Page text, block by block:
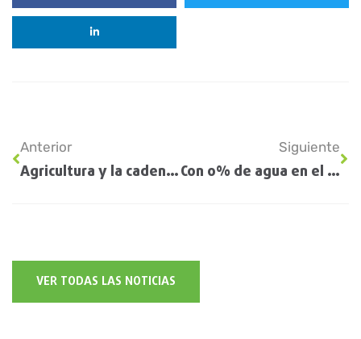
Anterior
Agricultura y la cadena de la soja trabajan en conjunto para promover la producción
Siguiente
Con 0% de agua en el suelo, las lluvias seguirán escaseando y dominará el calor
VER TODAS LAS NOTICIAS